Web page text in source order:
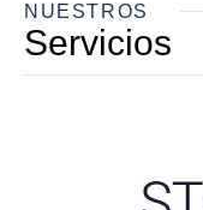
NUESTROS
Servicios